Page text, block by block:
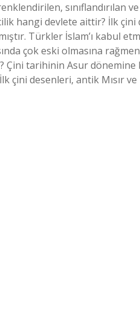
sınıflandırılan
hangi devlete aittir? İlk
Türkler İslam’ı kabul
çok eski olmasına
tarihinin Asur dönemine
çini desenleri, antik Mısır ve